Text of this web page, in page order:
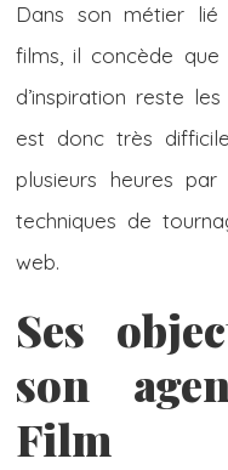
Dans son métier
films, il concède que
d’inspiration reste les
est donc très
plusieurs heures
techniques de
web.
Ses
son
Film